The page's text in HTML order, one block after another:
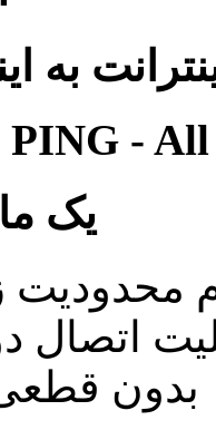
به
-
یک
اتصال
بدون